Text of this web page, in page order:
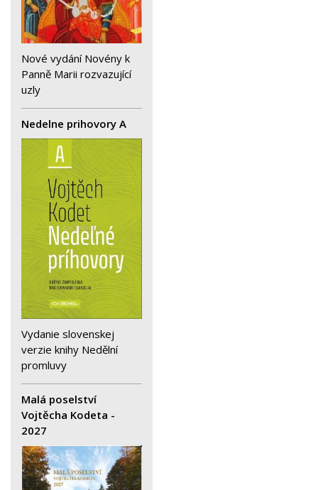
Nové vydání Novény k
Panně Marii rozvazující
uzly
Nedelne prihovory A
Vydanie slovenskej
verzie knihy Nedělní
promluvy
Malá poselství
Vojtěcha Kodeta -
2027